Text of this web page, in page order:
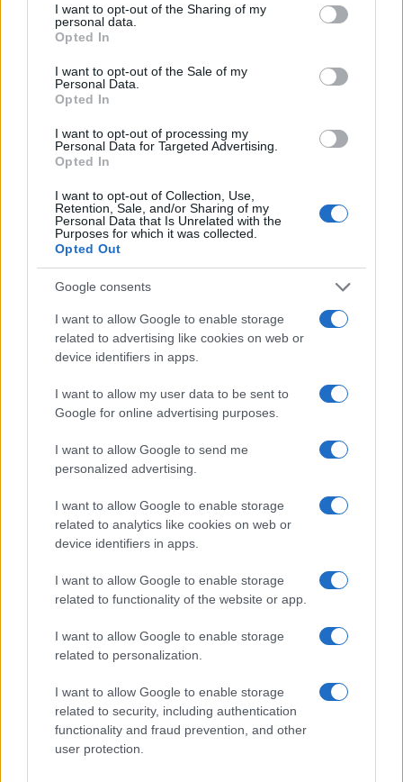
not limited to your visit or usage behaviour. You may click to
grant or deny consent to Google and its third-party tags to
use your data for below specified purposes in below Google
consent section.
I want to opt-out of the Sharing of my
personal data.
Opted In
I want to opt-out of the Sale of my
Personal Data.
Opted In
I want to opt-out of processing my
Personal Data for Targeted Advertising.
Opted In
I want to opt-out of Collection, Use,
Retention, Sale, and/or Sharing of my
Personal Data that Is Unrelated with the
Purposes for which it was collected.
Opted Out
Google consents
I want to allow Google to enable storage
related to advertising like cookies on web or
device identifiers in apps.
I want to allow my user data to be sent to
Google for online advertising purposes.
I want to allow Google to send me
personalized advertising.
I want to allow Google to enable storage
related to analytics like cookies on web or
device identifiers in apps.
I want to allow Google to enable storage
related to functionality of the website or app.
I want to allow Google to enable storage
related to personalization.
I want to allow Google to enable storage
related to security, including authentication
functionality and fraud prevention, and other
user protection.
B2B Magazine
People Magazine
Day Travel
Tutto Gaming
ESG 365
Food Wiki
HomeMagazine
SecondHomeMagazine
ESPANA Y LATINOAMERICA
Actualidad
Finanzas 24
Investindo 365
Think.es
Viajar 365
ES Newz
Pet Story
Womanmagazine
Newz
Newz US